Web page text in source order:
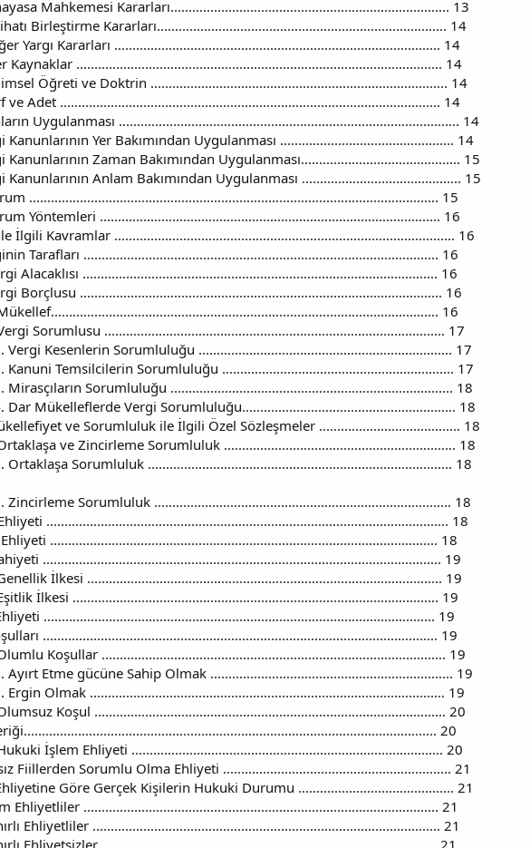
Mahkemesi Kararları............................................................................. 13
Birleştirme Kararları................................................................................ 14
Yargı Kararları .......................................................................................... 14
Kaynaklar ..................................................................................................... 14
Öğreti ve Doktrin .................................................................................. 14
ve Adet ......................................................................................................... 14
Uygulanması .............................................................................................. 14
Kanunlarının Yer Bakımından Uygulanması ................................................ 14
Kanunlarının Zaman Bakımından Uygulanması............................................ 15
Kanunlarının Anlam Bakımından Uygulanması ............................................ 15
................................................................................................................. 15
Yöntemleri .............................................................................................. 16
İlgili Kavramlar .............................................................................................. 16
Tarafları .................................................................................................. 16
Alacaklısı .................................................................................................. 16
Borçlusu .................................................................................................... 16
16
Sorumlusu .............................................................................................. 17
Vergi Kesenlerin Sorumluluğu ...................................................................... 17
Kanuni Temsilcilerin Sorumluluğu ................................................................ 17
Mirasçıların Sorumluluğu .............................................................................. 18
Dar Mükelleflerde Vergi Sorumluluğu........................................................... 18
ve Sorumluluk ile İlgili Özel Sözleşmeler ....................................... 18
ve Zincirleme Sorumluluk ................................................................ 18
Ortaklaşa Sorumluluk .................................................................................... 18
Zincirleme Sorumluluk .................................................................................. 18
............................................................................................................... 18
........................................................................................................... 18
.............................................................................................................. 19
İlkesi .................................................................................................. 19
İlkesi ..................................................................................................... 19
............................................................................................................ 19
............................................................................................................. 19
Koşullar ............................................................................................... 19
Ayırt Etme gücüne Sahip Olmak ................................................................... 19
Ergin Olmak .................................................................................................. 19
Koşul ................................................................................................. 20
20
İşlem Ehliyeti ...................................................................................... 20
Fiillerden Sorumlu Olma Ehliyeti ............................................................... 21
Göre Gerçek Kişilerin Hukuki Durumu ........................................... 21
Ehliyetliler .................................................................................................. 21
Ehliyetliler ................................................................................................ 21
Ehliyetsizler.............................................................................................. 21